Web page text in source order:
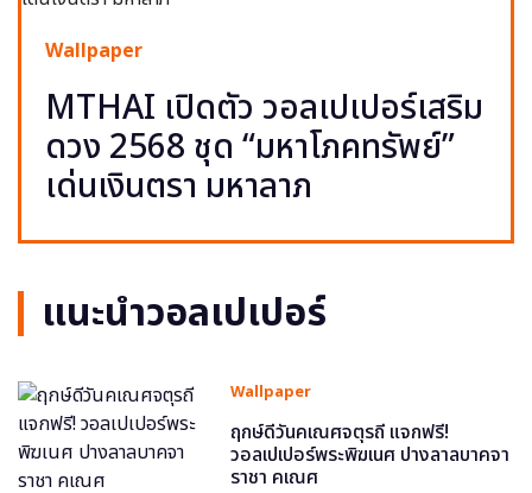
Wallpaper
MTHAI เปิดตัว วอลเปเปอร์เสริม
ดวง 2568 ชุด “มหาโภคทรัพย์”
เด่นเงินตรา มหาลาภ
แนะนำวอลเปเปอร์
Wallpaper
ฤกษ์ดีวันคเณศจตุรถี แจกฟรี!
วอลเปเปอร์พระพิฆเนศ ปางลาลบาคจา
ราชา คเณศ